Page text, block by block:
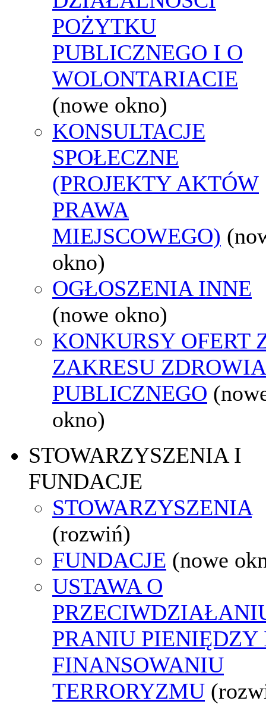
POŻYTKU
PUBLICZNEGO I O
WOLONTARIACIE
(nowe okno)
KONSULTACJE
SPOŁECZNE
(PROJEKTY AKTÓW
PRAWA
MIEJSCOWEGO)
okno)
OGŁOSZENIA INNE
(nowe okno)
KONKURSY OFERT
ZAKRESU ZDROWIA
PUBLICZNEGO
okno)
STOWARZYSZENIA I
FUNDACJE
STOWARZYSZENIA
(rozwiń)
FUNDACJE (nowe
USTAWA O
PRANIU PIENIĘDZY
FINANSOWANIU
TERRORYZMU